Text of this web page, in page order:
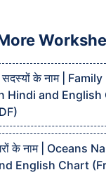
सदस्यों के नाम |
Hindi and English
के नाम | Oceans
English Chart